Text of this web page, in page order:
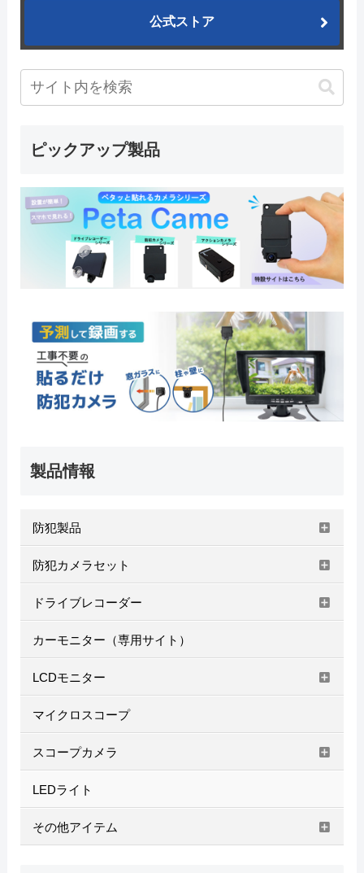
公式ストア
ピックアップ製品
製品情報
防犯製品
防犯カメラセット
ドライブレコーダー
カーモニター（専用サイト）
LCDモニター
マイクロスコープ
スコープカメラ
LEDライト
その他アイテム